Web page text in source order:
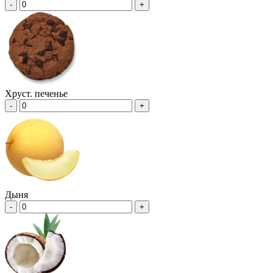
- +
Хруст. печенье
- +
Дыня
- +